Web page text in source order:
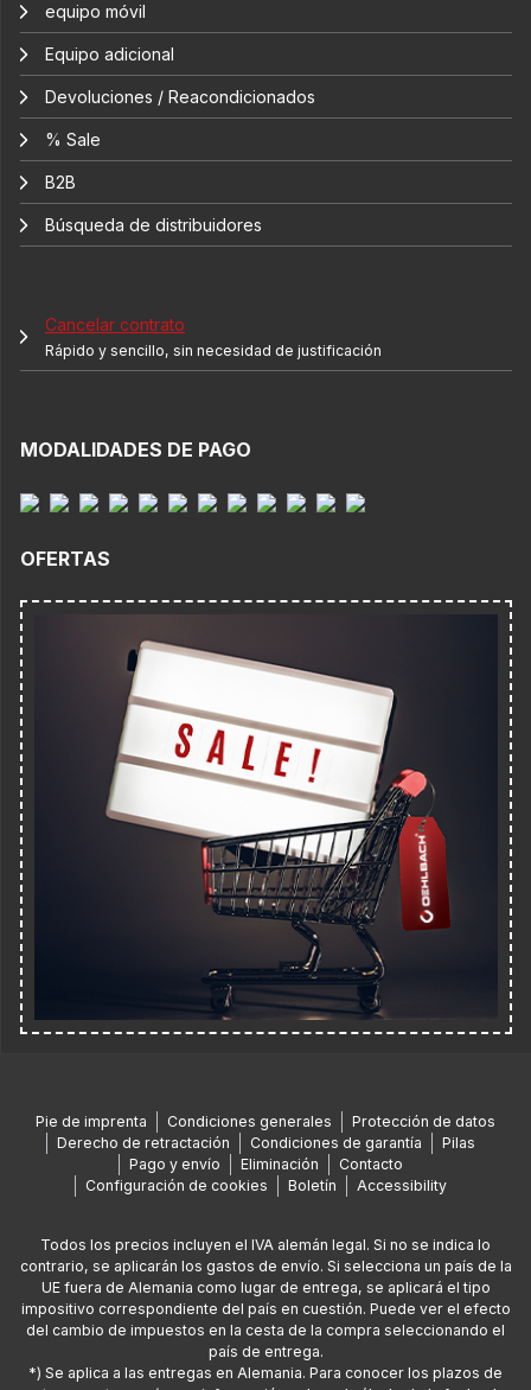
equipo móvil
Equipo adicional
Devoluciones / Reacondicionados
% Sale
B2B
Búsqueda de distribuidores
Cancelar contrato
Rápido y sencillo, sin necesidad de justificación
MODALIDADES DE PAGO
OFERTAS
Pie de imprenta Condiciones generales
Protección de datos
Derecho de retractación
Condiciones de garantía
Pilas
Pago y envío
Eliminación
Contacto
Configuración de cookies
Boletín Accessibility
Todos los precios incluyen el IVA alemán legal. Si no se indica lo
contrario, se aplicarán los gastos de envío. Si selecciona un país de la
UE fuera de Alemania como lugar de entrega, se aplicará el tipo
impositivo correspondiente del país en cuestión. Puede ver el efecto
del cambio de impuestos en la cesta de la compra seleccionando el
país de entrega.
*) Se aplica a las entregas en Alemania. Para conocer los plazos de